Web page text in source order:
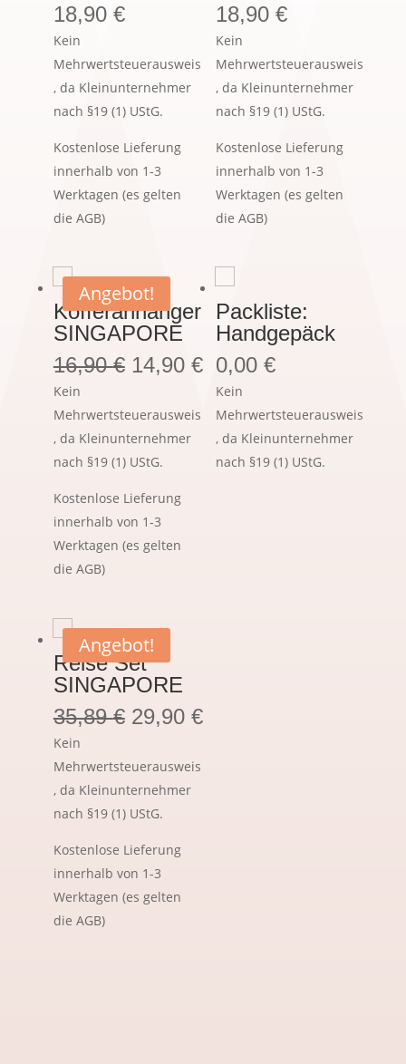
18,90 €
Kein
Mehrwertsteuerausweis
, da Kleinunternehmer
nach §19 (1) UStG.
Kostenlose Lieferung
innerhalb von 1-3
Werktagen (es gelten
die AGB)
18,90 €
Kein
Mehrwertsteuerausweis
, da Kleinunternehmer
nach §19 (1) UStG.
Kostenlose Lieferung
innerhalb von 1-3
Werktagen (es gelten
die AGB)
Angebot!
Kofferanhänger
SINGAPORE
16,90€ 14,90 €
Kein
Mehrwertsteuerausweis
, da Kleinunternehmer
nach §19 (1) UStG.
Kostenlose Lieferung
innerhalb von 1-3
Werktagen (es gelten
die AGB)
Packliste:
Handgepäck
0,00 €
Kein
Mehrwertsteuerausweis
, da Kleinunternehmer
nach §19 (1) UStG.
Angebot!
Reise Set
SINGAPORE
35,89€ 29,90 €
Kein
Mehrwertsteuerausweis
, da Kleinunternehmer
nach §19 (1) UStG.
Kostenlose Lieferung
innerhalb von 1-3
Werktagen (es gelten
die AGB)